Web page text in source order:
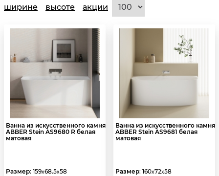
ширине
высоте акции
Ванна из искусственного камня
ABBER Stein AS9680 R белая
матовая
Размер: 159x68.5x58
Ванна из искусственного камня
ABBER Stein AS9681 белая
матовая
Размер: 160x72x58